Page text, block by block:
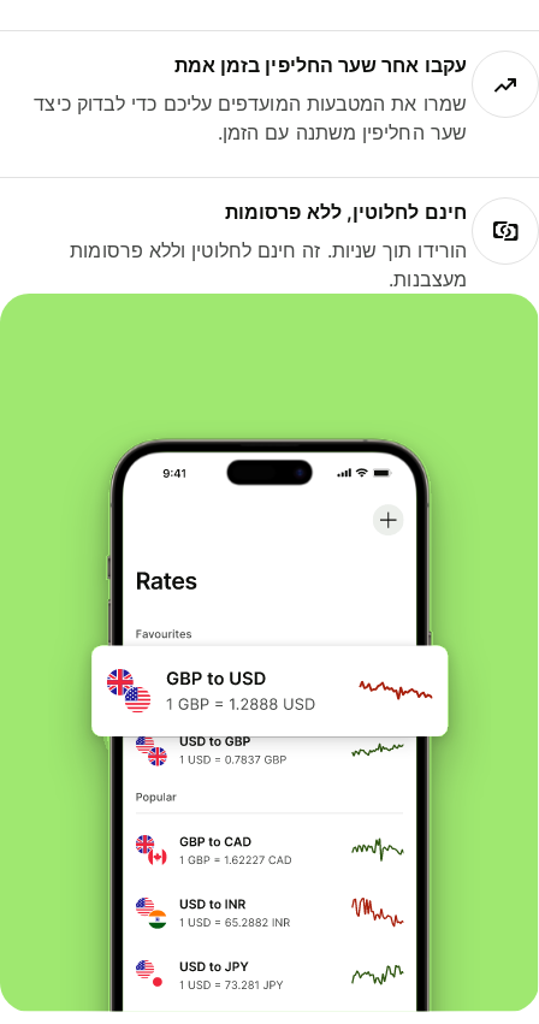
עקבו אחר שער החליפין בזמן אמת
שמרו את המטבעות המועדפים עליכם כדי לבדוק כיצד
שער החליפין משתנה עם הזמן.
חינם לחלוטין, ללא פרסומות
הורידו תוך שניות. זה חינם לחלוטין וללא פרסומות
מעצבנות.